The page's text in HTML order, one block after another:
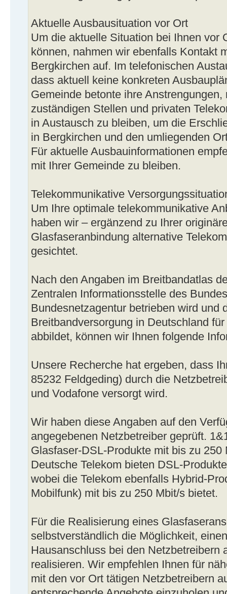
Aktuelle Ausbausituation vor Ort
Um die aktuelle Situation bei Ihnen vor
können, nahmen wir ebenfalls Kontakt
Bergkirchen auf. Im telefonischen
dass aktuell keine konkreten
Gemeinde betonte ihre
zuständigen Stellen und privaten
in Austausch zu bleiben, um die
in Bergkirchen und den umliegenden
Für aktuelle Ausbauinformationen
mit Ihrer Gemeinde zu bleiben.
Telekommunikative
Um Ihre optimale telekommunikative
haben wir – ergänzend zu Ihrer
Glasfaseranbindung alternative
gesichtet.
Nach den Angaben im Breitbandatlas
Zentralen Informationsstelle des
Bundesnetzagentur betrieben wird und
Breitbandversorgung in Deutschland
abbildet, können wir Ihnen folgende
Unsere Recherche hat ergeben, dass
85232 Feldgeding) durch die
und Vodafone versorgt wird.
Wir haben diese Angaben auf den
angegebenen Netzbetreiber geprüft.
Glasfaser-DSL-Produkte mit bis zu
Deutsche Telekom bieten DSL-
wobei die Telekom ebenfalls Hybrid-
Mobilfunk) mit bis zu 250 Mbit/s bietet.
Für die Realisierung eines
selbstverständlich die Möglichkeit,
Hausanschluss bei den Netzbetreibern
realisieren. Wir empfehlen Ihnen für
mit den vor Ort tätigen Netzbetreibern